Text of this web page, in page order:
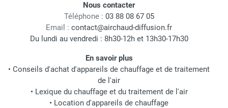
Nous contacter
Téléphone : 03 88 08 67 05
Email : contact@airchaud-diffusion.fr
Du lundi au vendredi : 8h30-12h et 13h30-17h30
En savoir plus
• Conseils d'achat d'appareils de chauffage et de traitement
de l'air
• Lexique du chauffage et du traitement de l'air
• Location d'appareils de chauffage